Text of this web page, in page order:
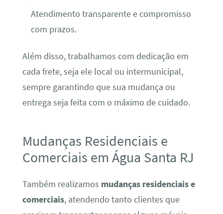
Atendimento transparente e compromisso
com prazos.
Além disso, trabalhamos com dedicação em
cada frete, seja ele local ou intermunicipal,
sempre garantindo que sua mudança ou
entrega seja feita com o máximo de cuidado.
Mudanças Residenciais e
Comerciais em Água Santa RJ
Também realizamos mudanças residenciais e
comerciais, atendendo tanto clientes que